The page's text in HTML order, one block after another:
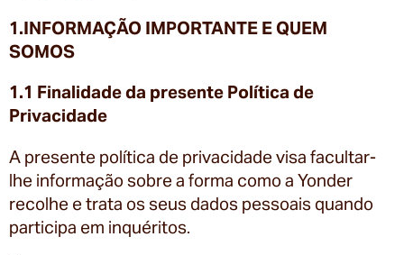
1.INFORMAÇÃO IMPORTANTE E QUEM
SOMOS
1.1 Finalidade da presente Política de
Privacidade
A presente política de privacidade visa facultar-
lhe informação sobre a forma como a Yonder
recolhe e trata os seus dados pessoais quando
participa em inquéritos.